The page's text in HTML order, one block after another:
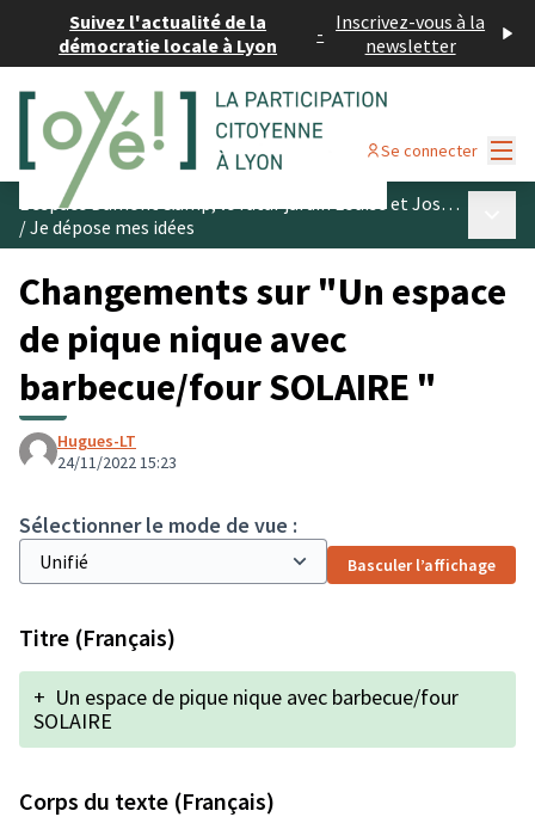
Suivez l'actualité de la
démocratie locale à Lyon
- Inscrivez-vous à la
newsletter
Se connecter
L’espace Dumont &amp; le futur jardin Louise et Joseph Schwartz
/Je dépose mes idées
Changements sur "Un espace
de pique nique avec
barbecue/four SOLAIRE "
Hugues-LT
24/11/2022 15:23
Sélectionner le mode de vue :
Basculer l’affichage
Titre (Français)
+ Un espace de pique nique avec barbecue/four
SOLAIRE
Corps du texte (Français)